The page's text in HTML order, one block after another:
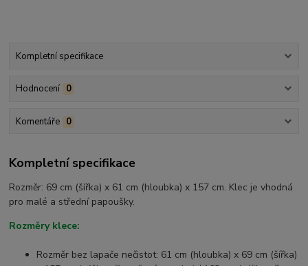
Kompletní specifikace
Hodnocení 0
Komentáře 0
Kompletní specifikace
Rozměr: 69 cm (šířka) x 61 cm (hloubka) x 157 cm. Klec je vhodná
pro malé a střední papoušky.
Rozměry klece:
Rozměr bez lapače nečistot: 61 cm (hloubka) x 69 cm (šířka)